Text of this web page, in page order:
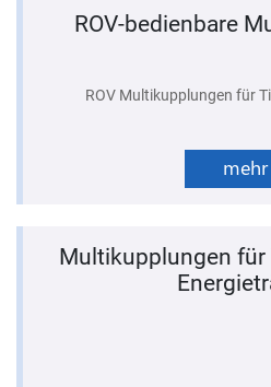
ROV-bedienbare
ROV Multikupplungen für
mehr
Multikupplungen